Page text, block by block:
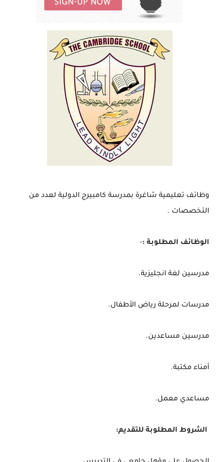
وظائف تعليمية شاغرة بمدرسة كامبيرج الدولية لعدد من
التخصصات .
الوظائف المطلوبة :-
مدرسين لغة انجليزية.
مدرسات لمرحلة رياض الأطفال.
مدرسين مساعدين.
أمناء مكتبة.
مساعدي معمل.
الشروط المطلوبة للتقديم: